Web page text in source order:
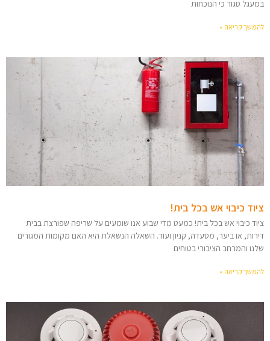
במעגל סגור כי הנוכחות
להמשך קריאה »
ציוד כיבוי אש בכל בית!
ציוד כיבוי אש בכל בית! כמעט מדי שבוע אנו שומעים על שריפה שפורצת בבית
דירות, או ביער, מסעדה, קניון ועוד. השאלה הנשאלת היא האם מקומות המגורים
שלנו והמרחב הציבורי בטוחים
להמשך קריאה »